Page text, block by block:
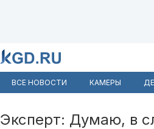
ВСЕ НОВОСТИ КАМЕРЫ
Эксперт: Думаю, в